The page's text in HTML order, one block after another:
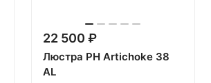
22 500 ₽
Люстра PH Artichoke 38
AL